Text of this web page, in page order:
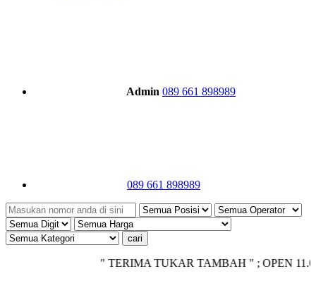
Admin 089 661 898989
089 661 898989
" TERIMA TUKAR TAMBAH " ; OPEN 11.00 -